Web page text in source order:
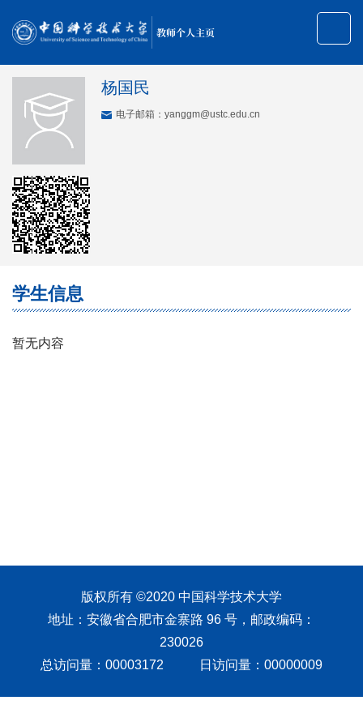
教师个人主页
杨国民
电子邮箱： yanggm@ustc.edu.cn
学生信息
暂无内容
版权所有 ©2020 中国科学技术大学
地址：安徽省合肥市金寨路 96 号，邮政编码：
230026
总访问量： 00003172 日访问量： 00000009